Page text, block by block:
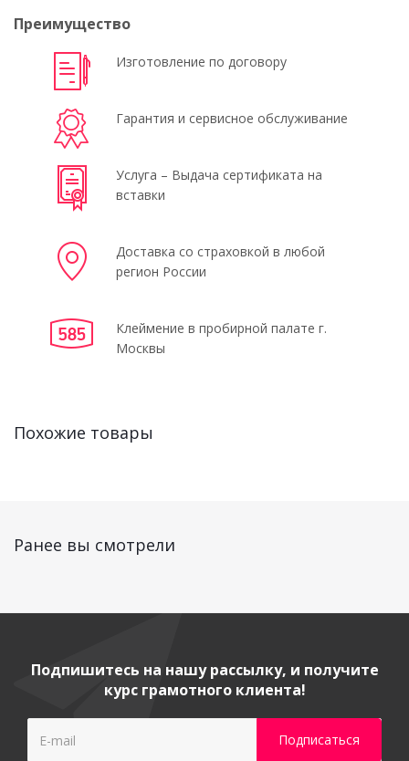
Преимущество
Изготовление по договору
Гарантия и сервисное обслуживание
Услуга – Выдача сертификата на
вставки
Доставка со страховкой в любой
регион России
Клеймение в пробирной палате г.
Москвы
Похожие товары
Ранее вы смотрели
Подпишитесь на нашу рассылку, и получите
курс грамотного клиента!